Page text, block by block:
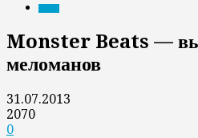
Monster Beats —
меломанов
31.07.2013
2070
0